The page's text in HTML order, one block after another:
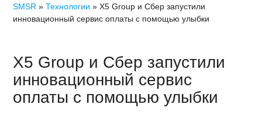
SMSR »Технологии » X5 Group и Сбер запустили
инновационный сервис оплаты с помощью улыбки
X5 Group и Сбер запустили
инновационный сервис
оплаты с помощью улыбки